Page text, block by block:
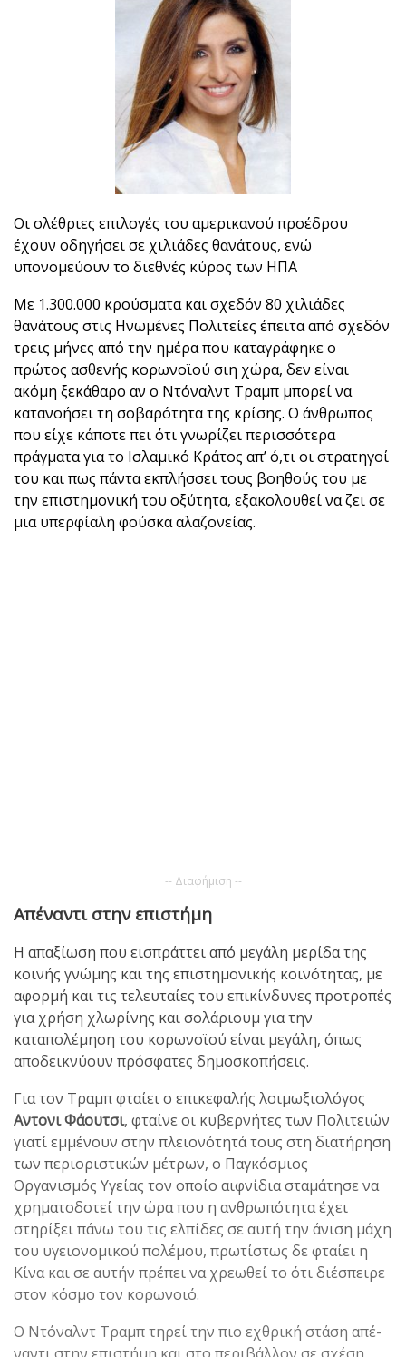
Οι ολέθριες επιλογές του αμερικανού προέδρου
έχουν οδηγήσει σε χιλιάδες θανάτους, ενώ
υπονομεύουν το διεθνές κύρος των ΗΠΑ
Με 1.300.000 κρού­σματα και σχεδόν 80 χιλιά­δες
θανάτους στις Ηνωμέ­νες Πολιτείες έπειτα από σχεδόν
τρεις μήνες από την ημέρα που καταγράφηκε ο
πρώτος ασθενής κορωνοϊού σιη χώρα, δεν είναι
ακόμη ξεκάθαρο αν ο Ντόναλντ Τραμπ μπορεί να
κατανοήσει τη σοβαρό­τητα της κρίσης. Ο άνθρω­πος
που είχε κάποτε πει ότι γνωρίζει περισσότερα
πράγματα για το Ισλαμικό Κράτος απ’ ό,τι οι στρατηγοί
του και πως πάντα εκπλήσσει τους βοηθούς του με
την επιστημονική του οξύτητα, εξακολουθεί να ζει σε
μια υπερφίαλη φούσκα αλαζονείας.
-- Διαφήμιση --
Απέναντι στην επιστήμη
Η απαξίωση που εισπράτ­τει από μεγάλη μερίδα της
κοινής γνώμης και της επι­στημονικής κοινότητας, με
αφορμή και τις τελευταίες του επικίνδυνες προτρο­πές
για χρήση χλωρίνης και σολάριουμ για την
καταπολέμηση του κορωνοϊού είναι μεγάλη, όπως
αποδεικνύουν πρόσφατες δημοσκοπήσεις.
Για τον Τραμπ φταίει ο επι­κεφαλής λοιμωξιολόγος
Αντονι Φάουτσι, φταίνε οι κυβερνήτες των Πολιτειών
γιατί εμμένουν στην πλειο­νότητά τους στη διατήρηση
των περιοριστικών μέτρων, ο Παγκόσμιος
Οργανισμός Υγείας τον οποίο αιφνίδια σταμάτησε να
χρηματοδοτεί την ώρα που η ανθρωπότητα έχει
στηρίξει πάνω του τις ελπίδες σε αυτή την άνιση μάχη
του υγειονομικού πο­λέμου, πρωτίστως δε φταίει η
Κίνα και σε αυτήν πρέπει να χρεωθεί το ότι διέσπειρε
στον κόσμο τον κορωνοιό.
Ο Ντόναλντ Τραμπ τηρεί την πιο εχθρική στάση απέ­
ναντι στην επιστήμη και στο περιβάλλον σε σχέση